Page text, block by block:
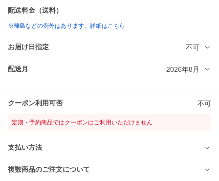
配送料金（送料）
※離島などの例外はあります。詳細はこちら
お届け日指定 不可
配送月 2026年8月
クーポン利用可否 不可
定期・予約商品ではクーポンはご利用いただけません
支払い方法
複数商品のご注文について